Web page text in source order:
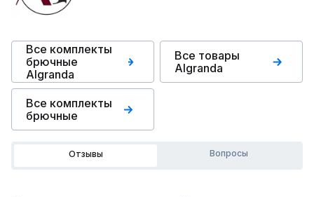
Все комплекты
брючные
Algranda
Все товары
Algranda
Все комплекты
брючные
Отзывы Вопросы